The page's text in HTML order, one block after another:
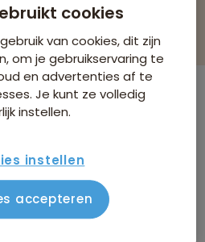
& sorteren
aan jouw
gevonden
cookies
van cookies, dit zijn
om je gebruikservaring te
en advertenties af te
Je kunt ze volledig
instellen.
instellen
accepteren